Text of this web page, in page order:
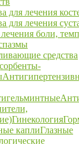
для лечения
для лечения
боли,
средства
Гинекология
каплиГлазные